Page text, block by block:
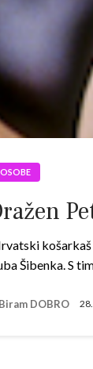
OSOBE
košarkaš
Šibenka. S
Biram DOBRO